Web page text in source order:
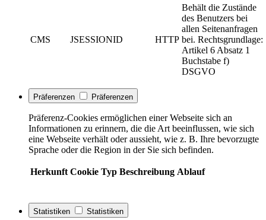
CMS JSESSIONID HTTP
Behält die Zustände
des Benutzers bei
allen Seitenanfragen
bei. Rechtsgrundlage:
Artikel 6 Absatz 1
Buchstabe f)
DSGVO
Präferenzen Präferenzen
Präferenz-Cookies ermöglichen einer Webseite sich an
Informationen zu erinnern, die die Art beeinflussen, wie sich
eine Webseite verhält oder aussieht, wie z. B. Ihre bevorzugte
Sprache oder die Region in der Sie sich befinden.
Herkunft Cookie Typ Beschreibung Ablauf
Statistiken Statistiken